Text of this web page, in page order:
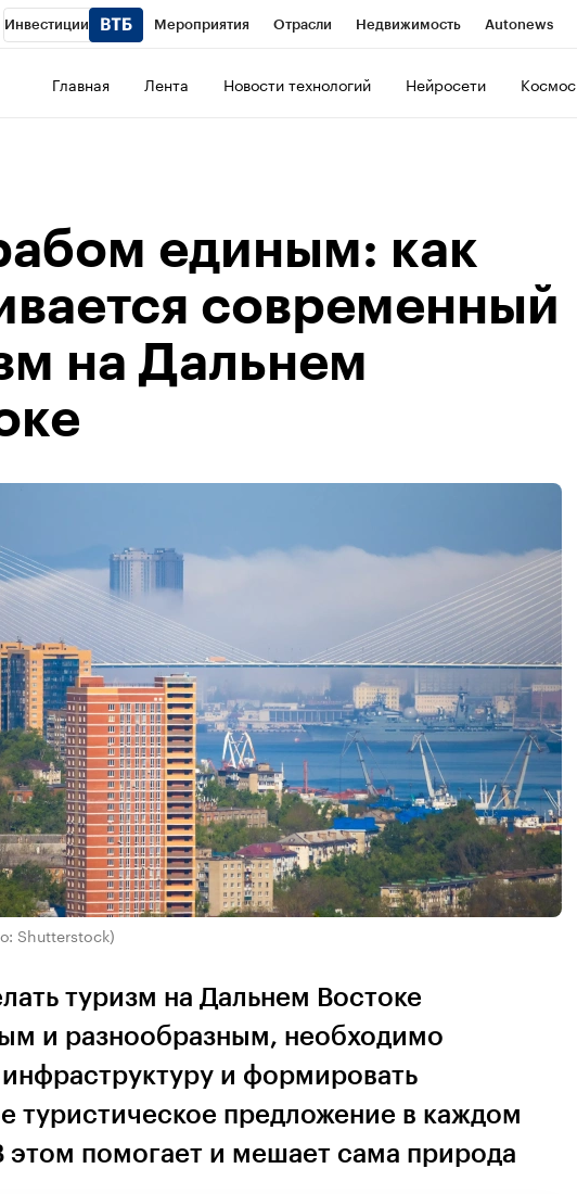
Инвестиции Мероприятия Отрасли Недвижимость Autonews
Главная Лента Новости технологий Нейросети Космос
единым: как
современный
на Дальнем
Shutterstock)
туризм на Дальнем Востоке
и разнообразным, необходимо
инфраструктуру и формировать
туристическое предложение в каждом
этом помогает и мешает сама природа